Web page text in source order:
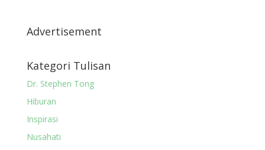
Advertisement
Kategori Tulisan
Dr. Stephen Tong
Hiburan
Inspirasi
Nusahati